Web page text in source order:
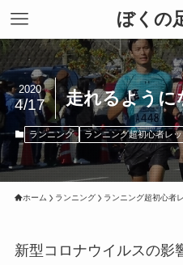
ぼくの
走れるように
2020
4/17
ランニング ランニング超初心者レ
ホーム ランニング ランニング超初心者
新型コロナウイルスの影